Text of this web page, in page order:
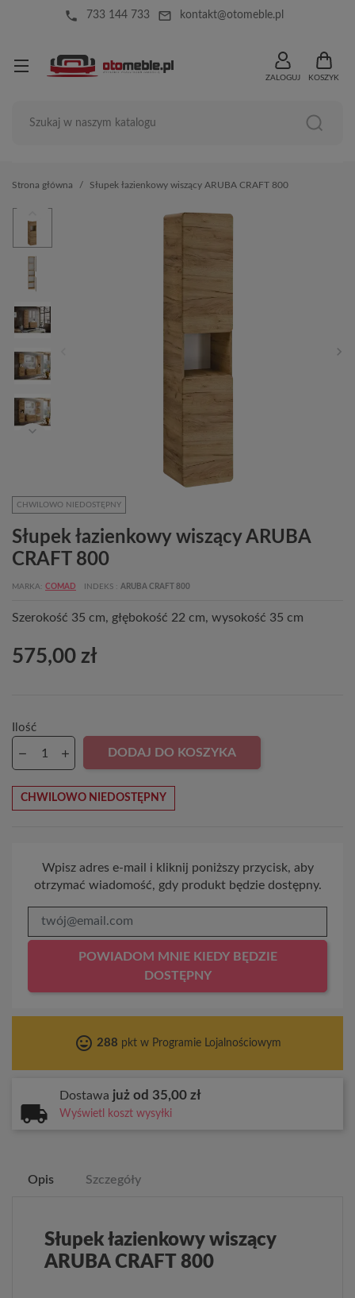
local_phone 733 144 733 mail_outline kontakt@otomeble.pl
ZALOGUJ KOSZYK
Strona główna Słupek łazienkowy wiszący ARUBA CRAFT 800
CHWILOWO NIEDOSTĘPNY
Słupek łazienkowy wiszący ARUBA
CRAFT 800
MARKA COMAD INDEKS ARUBA CRAFT 800
Szerokość 35 cm, głębokość 22 cm, wysokość 35 cm
575,00 zł
Ilość
DODAJ DO KOSZYKA
CHWILOWO NIEDOSTĘPNY
Wpisz adres e-mail i kliknij poniższy przycisk, aby
otrzymać wiadomość, gdy produkt będzie dostępny.
POWIADOM MNIE KIEDY BĘDZIE
DOSTĘPNY
tag_faces 288 pkt w Programie Lojalnościowym
Dostawa już od 35,00 zł
Wyświetl koszt wysyłki
Opis Szczegóły
Słupek łazienkowy wiszący
ARUBA CRAFT 800